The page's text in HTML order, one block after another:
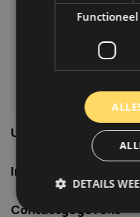
Veelgestelde vragen
06-39119169
info@autoklusser.nl
Usefull links
Informatie
Contactgegevens
Functioneel
DETAILS